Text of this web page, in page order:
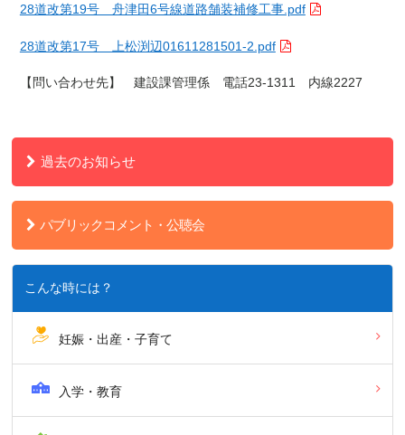
28道改第19号 舟津田6号線道路舗装補修工事.pdf
28道改第17号 上松渕辺01611281501-2.pdf
【問い合わせ先】 建設課管理係 電話23-1311 内線2227
過去のお知らせ
パブリックコメント・公聴会
こんな時には？
妊娠・出産・子育て
入学・教育